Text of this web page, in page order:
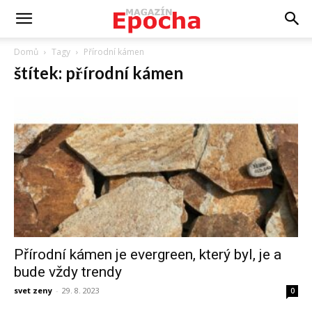
Domů Tagy Přírodní kámen
štítek: přírodní kámen
Přírodní kámen je evergreen, který byl, je a
bude vždy trendy
svet zeny - 29. 8. 2023 0